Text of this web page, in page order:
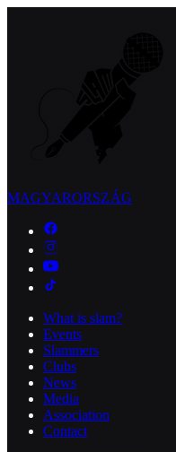
MAGYARORSZÁG
What is slam?
Events
Slammers
Clubs
News
Media
Association
Contact